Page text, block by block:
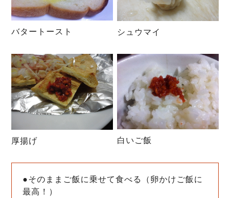
バタートースト シュウマイ
厚揚げ 白いご飯
●そのままご飯に乗せて食べる（卵かけご飯に
最高！）